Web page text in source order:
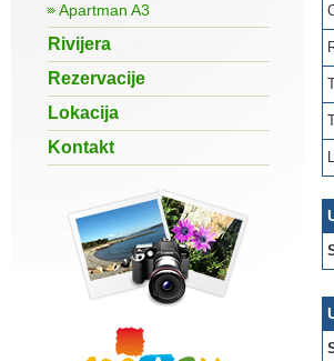
Apartman A3
Rivijera
Rezervacije
Lokacija
Kontakt